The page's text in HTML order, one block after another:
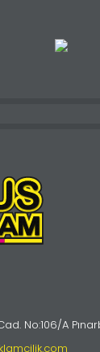
No:106/A